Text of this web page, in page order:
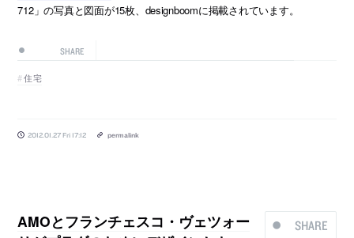
712」の写真と図面が15枚、designboomに掲載されています。
SHARE
住宅
2012.01.27 Fri 17:12 permalink
SHARE
AMOとフランチェスコ・ヴェツォー